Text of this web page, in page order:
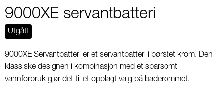
9000XE servantbatteri
Utgått
9000XE Servantbatteri er et servantbatteri i børstet krom. Den
klassiske designen i kombinasjon med et sparsomt
vannforbruk gjør det til et opplagt valg på baderommet.